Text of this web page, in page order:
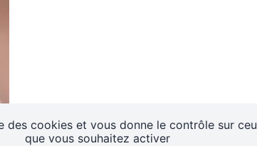
des cookies et vous donne le contrôle sur
que vous souhaitez activer